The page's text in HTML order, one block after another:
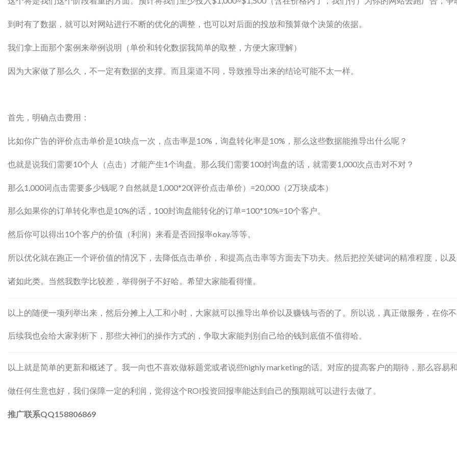
到时有了数据，就可以对网站进行不断的优化的调整，也可以对后面的投放和预算做个决策的依据。
我们拿上面那个案例来举例说明（单价和转化数据我简单的取整，方便大家理解）
因为大家做了那么久，不一定有数据的支撑。而且渠道不同，导致推导出来的结论可能不太一样。
首先，明确点击费用：
比如你广告的评价点击单价是10块点一次，点击率是10%，询盘转化率是10%，那么这些数据能推导出什么呢？
也就是说我们需要10个人（点击）才能产生1个询盘。那么我们需要100封询盘的话，就需要1,000次点击对不对？
那么1,000词点击需要多少钱呢？自然就是1,000*20(评价点击单价）=20,000（2万块成本）
那么如果你的订单转化率也是10%的话，100封询盘能转化的订单=100*10%=10个客户。
然后你可以得出10个客户的价值（利润）来看是否回报率okay.等等。
所以优化就在跑正一个评价值的情况下，去降低点击单价，和提高点击率等方面去下功夫。然后把控关键词的精准程度，以
诸如此类。当然我数学比较差，举得例子不好哈。希望大家能看得懂。
以上的随便一项列举出来，然后分摊上人工和小时，大家就可以推导出单价以及赚钱与否的了。所以说，真正做服务，在你
后续我也会给大家剥析下，那些大神们的操作方式的，争取大家能判别自己给的钱到底值不值得哈。
以上就是简单的更新和概述了。我一向也不喜欢做标题党或者说些highly marketing的话。对应的提高客户的期待，那么容易
做任何生意也好，我们保障一定的利润，觉得这个ROI投资回报率能达到自己的预期就可以进行去做了。
推广联系QQ158806869